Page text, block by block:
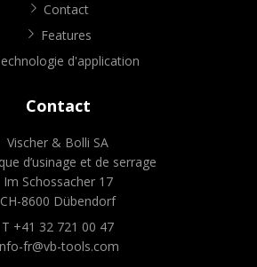
Contact
Features
d'application
Contact
Vischer & Bolli SA
d’usinage et de serrage
Im Schossacher 17
CH-8600 Dübendorf
T +41 32 721 00 47
fr@vb-tools.com